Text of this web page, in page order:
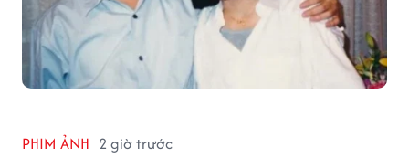
PHIM ẢNH 2 giờ trước